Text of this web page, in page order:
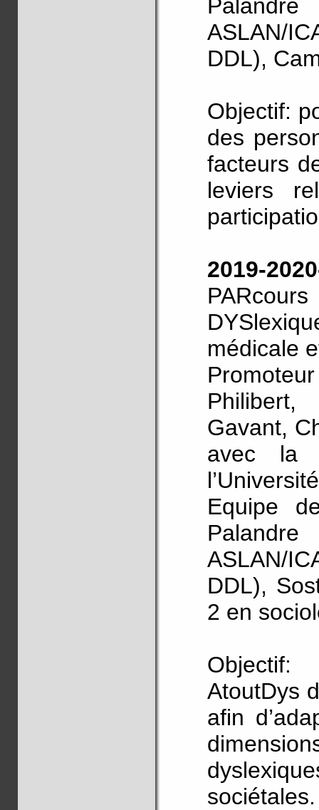
ASLAN/
DDL),
Objectif:
des
facteurs
leviers
2019-
médicale
Gavant,
avec la
Equipe
ASLAN/
DDL),
2 en
AtoutDys
afin
sociétales.